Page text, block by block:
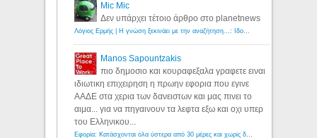
Mic Mic
Δεν υπάρχει τέτοιο άρθρο στο planetnews
Λόγιος Ερμής | Η γνώση ξεκινάει με την αναζήτηση...: Ιδού οι 18 που χρωστούν 11 δις ευρώ!
Manos Sapountzakis
πιο δημοσιο και κουραφεξαλα γραφετε ειναι
ιδιωτικη επιχειρηση η πρωην εφορια που εγινε
ΑΑΔΕ στα χερια των δανειστων και μας πινει το
αιμα... για να πηγαινουν τα λεφτα εξω και οχι υπερ
του Ελληνικου...
Εφορία: Κατάσχονται όλα ύστερα από 30 μέρες και χωρίς δικαστικές αποφάσεις - Λόγιος Ερμής